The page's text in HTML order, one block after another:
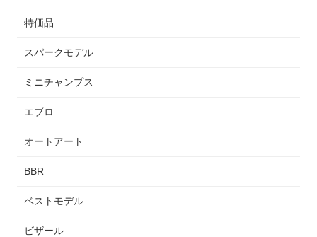
特価品
スパークモデル
ミニチャンプス
エブロ
オートアート
BBR
ベストモデル
ビザール